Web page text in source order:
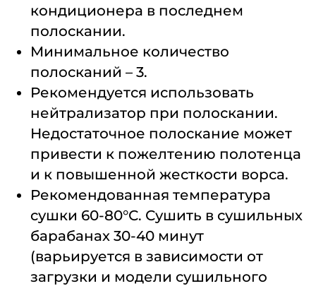
кондиционера в последнем
полоскании.
Минимальное количество
полосканий – 3.
Рекомендуется использовать
нейтрализатор при полоскании.
Недостаточное полоскание может
привести к пожелтению полотенца
и к повышенной жесткости ворса.
Рекомендованная температура
сушки 60-80°С. Сушить в сушильных
барабанах 30-40 минут
(варьируется в зависимости от
загрузки и модели сушильного